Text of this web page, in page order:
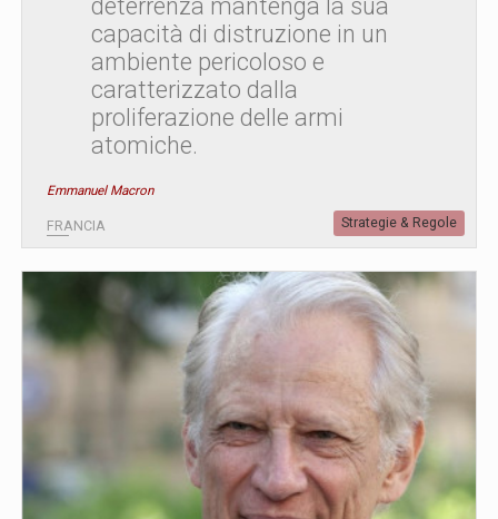
deterrenza mantenga la sua
capacità di distruzione in un
ambiente pericoloso e
caratterizzato dalla
proliferazione delle armi
atomiche.
Emmanuel Macron
FRANCIA Strategie & Regole